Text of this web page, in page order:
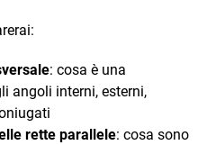
: cosa è una
angoli interni, esterni,
rette parallele: cosa sono